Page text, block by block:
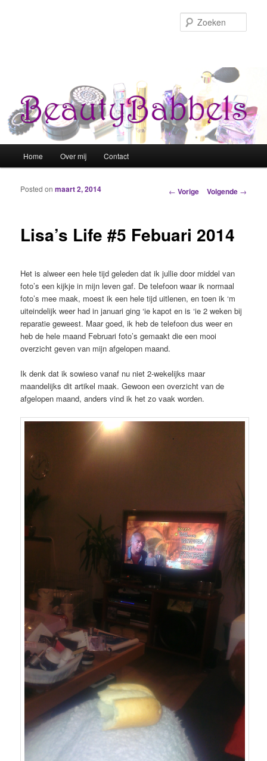
Spring naar de primaire inhoud
Spring naar de secundaire inhoud
Home Over mij Contact
Berichtnavigatie
← Vorige Volgende →
Lisa’s Life #5 Febuari 2014
Posted onmaart 2, 2014
Het is alweer een hele tijd geleden dat ik jullie door middel van
foto’s een kijkje in mijn leven gaf. De telefoon waar ik normaal
foto’s mee maak, moest ik een hele tijd uitlenen, en toen ik ‘m
uiteindelijk weer had in januari ging ‘ie kapot en is ‘ie 2 weken bij
reparatie geweest. Maar goed, ik heb de telefoon dus weer en
heb de hele maand Februari foto’s gemaakt die een mooi
overzicht geven van mijn afgelopen maand.
Ik denk dat ik sowieso vanaf nu niet 2-wekelijks maar
maandelijks dit artikel maak. Gewoon een overzicht van de
afgelopen maand, anders vind ik het zo vaak worden.